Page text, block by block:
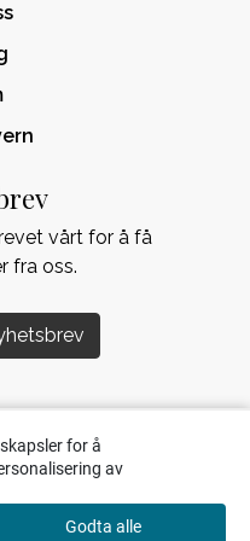
for å
av
Godta alle
vårt for å få
fra oss.